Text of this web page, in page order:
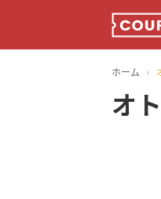
ホーム ›
オ